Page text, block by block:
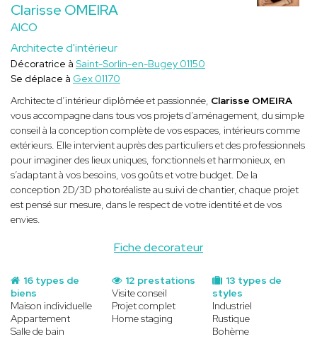
Clarisse OMEIRA
AICO
Architecte d'intérieur
Fiche decorateur
Décoratrice à Saint-Sorlin-en-Bugey 01150
Se déplace à Gex 01170
Architecte d’intérieur diplômée et passionnée, Clarisse OMEIRA
vous accompagne dans tous vos projets d’aménagement, du simple
conseil à la conception complète de vos espaces, intérieurs comme
extérieurs. Elle intervient auprès des particuliers et des professionnels
pour imaginer des lieux uniques, fonctionnels et harmonieux, en
s’adaptant à vos besoins, vos goûts et votre budget. De la
conception 2D/3D photoréaliste au suivi de chantier, chaque projet
est pensé sur mesure, dans le respect de votre identité et de vos
envies.
16 types de
biens
Maison individuelle
Appartement
Salle de bain
13 types de
styles
Industriel
Rustique
Bohème
12 prestations
Visite conseil
Projet complet
Home staging